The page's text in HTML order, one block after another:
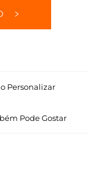
Personalizar
Pode Gostar